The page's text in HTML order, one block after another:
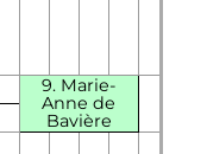
9. Marie-
Anne de
Bavière